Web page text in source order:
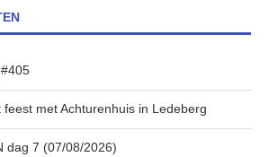
met Achturenhuis in Ledeberg
dag 7 (07/08/2026)